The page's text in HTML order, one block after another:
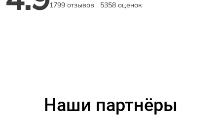
1799 отзывов 5358 оценок
Наши партнёры